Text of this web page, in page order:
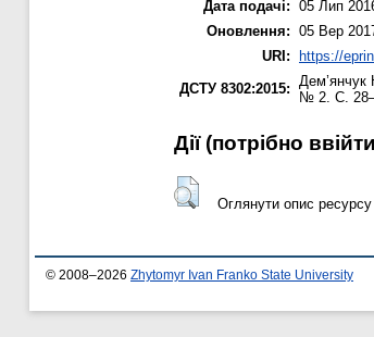
Дата подачі: 05 Лип
Оновлення: 05 Вер
URI: https://
ДСТУ 8302:2015:
№ 2. С.
Дії ​​(потрібно
Оглянути опис ресурсу
© 2008–2026 Zhytomyr Ivan Franko State University